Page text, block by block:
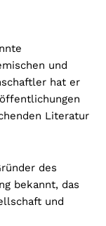
und
hat er
Literatur
des
bekannt, das
und